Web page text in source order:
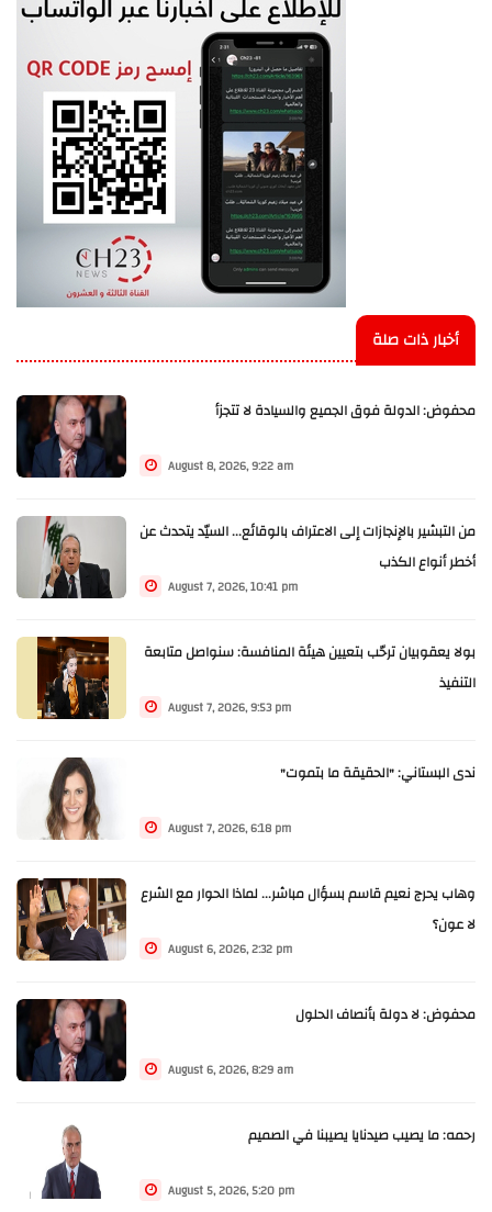
أخبار ذات صلة
محفوض: الدولة فوق الجميع والسيادة لا تتجزأ
August 8, 2026, 9:22 am
من التبشير بالإنجازات إلى الاعتراف بالوقائع... السيّد يتحدث عن
أخطر أنواع الكذب
August 7, 2026, 10:41 pm
بولا يعقوبيان ترحّب بتعيين هيئة المنافسة: سنواصل متابعة
التنفيذ
August 7, 2026, 9:53 pm
ندى البستاني: "الحقيقة ما بتموت"
August 7, 2026, 6:18 pm
وهاب يحرج نعيم قاسم بسؤال مباشر... لماذا الحوار مع الشرع
لا عون؟
August 6, 2026, 2:32 pm
محفوض: لا دولة بأنصاف الحلول
August 6, 2026, 8:29 am
رحمه: ما يصيب صيدنايا يصيبنا في الصميم
August 5, 2026, 5:20 pm